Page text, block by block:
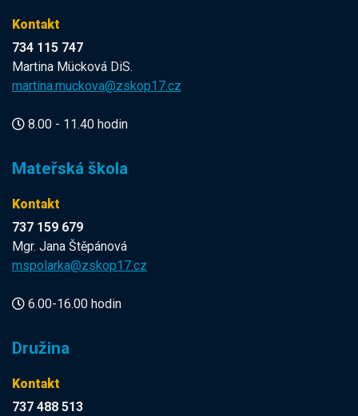
Kontakt
734 115 747
Martina Mücková DiS.
martina.muckova@zskop17.cz
8.00 - 11.40 hodin
Mateřská škola
Kontakt
737 159 679
Mgr. Jana Štěpánová
mspolarka@zskop17.cz
6.00-16.00 hodin
Družina
Kontakt
737 488 513